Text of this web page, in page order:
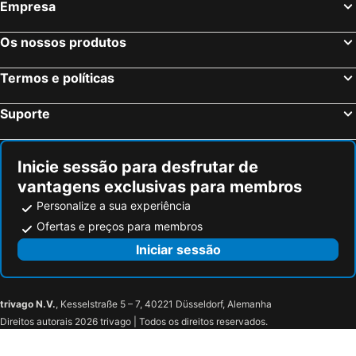
Hotel-Hostal Sport
PortAventura Hotel Lucy's Mansion
Madrid, Madrid Hotéis
Sevilha, Andaluzia Hotéis
Vigo, Galiza Hotéis
Isla Canela, Andaluzia Hotéis
Empresa
Os nossos produtos
Termos e políticas
Suporte
Inicie sessão para desfrutar de
vantagens exclusivas para membros
Personalize a sua experiência
Ofertas e preços para membros
Iniciar sessão
trivago N.V., Kesselstraße 5 – 7, 40221 Düsseldorf, Alemanha
Direitos autorais 2026 trivago | Todos os direitos reservados.